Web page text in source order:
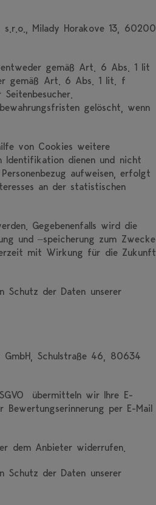
Milady Horakove 13, 60200
gemäß Art. 6 Abs. 1 lit
gemäß Art. 6 Abs. 1 lit. f
gelöscht, wenn
von Cookies weitere
Identifikation dienen und nicht
aufweisen, erfolgt
an der statistischen
Gegebenenfalls wird die
und –speicherung zum Zwecke
mit Wirkung für die Zukunft
Schutz der Daten unserer
Schulstraße 46, 80634
übermitteln wir Ihre E-
per E-Mail
dem Anbieter widerrufen.
Schutz der Daten unserer